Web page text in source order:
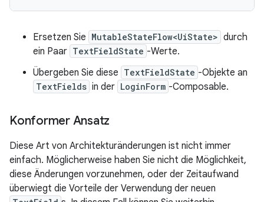
Ersetzen Sie MutableStateFlow<UiState> durch
ein Paar TextFieldState -Werte.
Übergeben Sie diese TextFieldState -Objekte an
TextFields in der LoginForm -Composable.
Konformer Ansatz
Diese Art von Architekturänderungen ist nicht immer
einfach. Möglicherweise haben Sie nicht die Möglichkeit,
diese Änderungen vorzunehmen, oder der Zeitaufwand
überwiegt die Vorteile der Verwendung der neuen